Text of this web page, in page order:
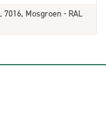
Mosgroen - RAL